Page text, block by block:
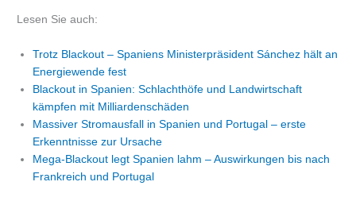
Lesen Sie auch:
Trotz Blackout – Spaniens Ministerpräsident Sánchez hält an
Energiewende fest
Blackout in Spanien: Schlachthöfe und Landwirtschaft
kämpfen mit Milliardenschäden
Massiver Stromausfall in Spanien und Portugal – erste
Erkenntnisse zur Ursache
Mega-Blackout legt Spanien lahm – Auswirkungen bis nach
Frankreich und Portugal